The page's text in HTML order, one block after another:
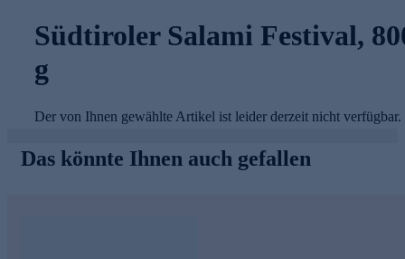
Südtiroler Salami Festival,
g
Der von Ihnen gewählte Artikel ist leider derzeit nicht verfügbar.
Das könnte Ihnen auch gefallen